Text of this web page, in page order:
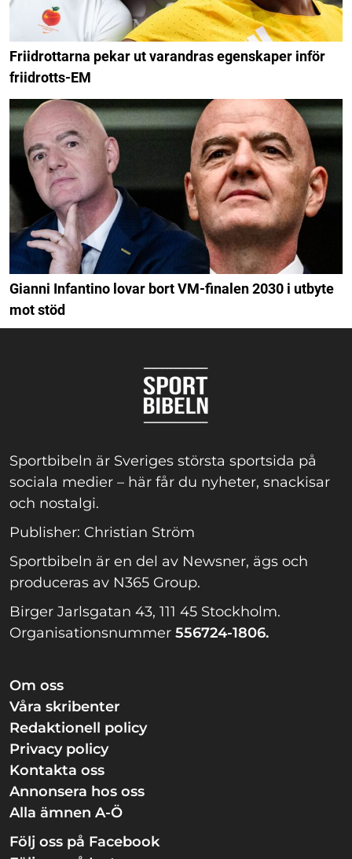
Friidrottarna pekar ut varandras egenskaper inför
friidrotts-EM
Gianni Infantino lovar bort VM-finalen 2030 i utbyte
mot stöd
Sportbibeln är Sveriges största sportsida på
sociala medier – här får du nyheter, snackisar
och nostalgi.
Publisher: Christian Ström
Sportbibeln är en del av Newsner, ägs och
produceras av N365 Group.
Birger Jarlsgatan 43, 111 45 Stockholm.
Organisationsnummer 556724-1806.
Om oss
Våra skribenter
Redaktionell policy
Privacy policy
Kontakta oss
Annonsera hos oss
Alla ämnen A-Ö
Följ oss på Facebook